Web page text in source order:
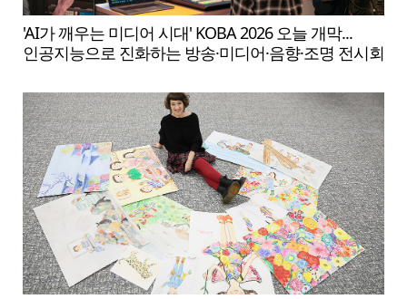
'AI가 깨우는 미디어 시대' KOBA 2026 오늘 개막...
인공지능으로 진화하는 방송·미디어·음향·조명 전시회